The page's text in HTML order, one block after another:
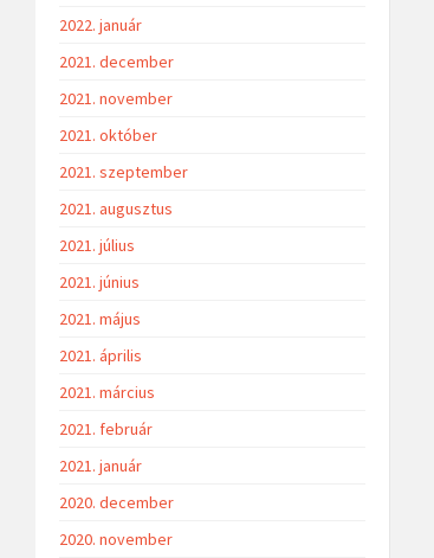
2022. január
2021. december
2021. november
2021. október
2021. szeptember
2021. augusztus
2021. július
2021. június
2021. május
2021. április
2021. március
2021. február
2021. január
2020. december
2020. november